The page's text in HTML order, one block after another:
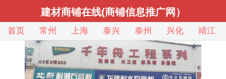
建材商铺在线(商铺信息推广网）
首页 常州 上海 泰兴 泰州 兴化 靖江